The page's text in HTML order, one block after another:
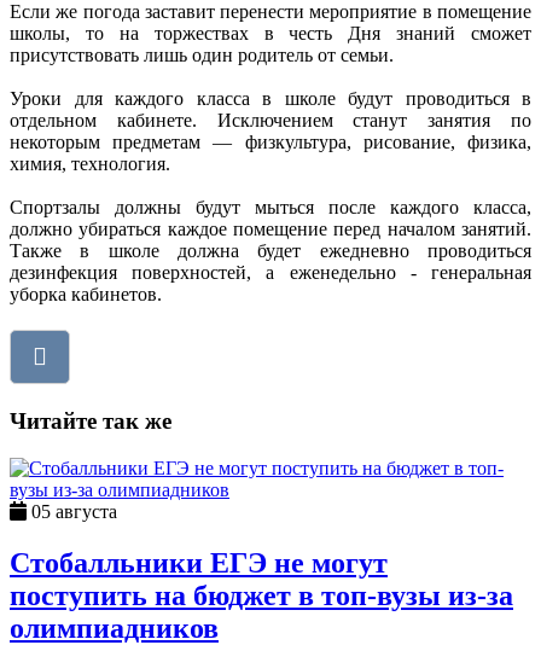
Если же погода заставит перенести мероприятие в помещение
школы, то на торжествах в честь Дня знаний сможет
присутствовать лишь один родитель от семьи.
Уроки для каждого класса в школе будут проводиться в
отдельном кабинете. Исключением станут занятия по
некоторым предметам — физкультура, рисование, физика,
химия, технология.
Спортзалы должны будут мыться после каждого класса,
должно убираться каждое помещение перед началом занятий.
Также в школе должна будет ежедневно проводиться
дезинфекция поверхностей, а еженедельно - генеральная
уборка кабинетов.
Читайте так же
05 августа
Стобалльники ЕГЭ не могут
поступить на бюджет в топ-вузы из-за
олимпиадников